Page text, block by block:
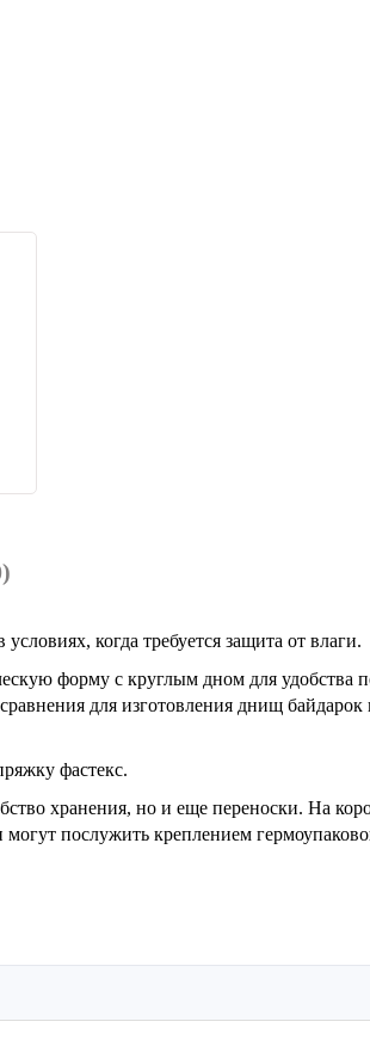
когда требуется защита от влаги.
форму с круглым дном для удобства
для изготовления днищ байдарок
фастекс.
хранения, но и еще переноски. На
послужить креплением